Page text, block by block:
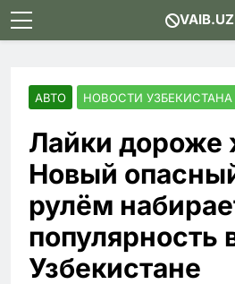
Skip
to
VAIB.UZ
АВТО НОВОСТИ УЗБЕКИСТАНА
Лайки дороже
Новый
рулём
популярность
Узбекистане